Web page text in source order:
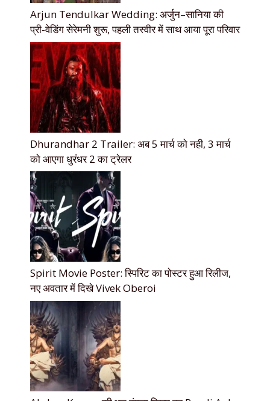
Arjun Tendulkar Wedding: अर्जुन–सानिया की
प्री-वेडिंग सेरेमनी शुरू, पहली तस्वीर में साथ आया पूरा परिवार
Dhurandhar 2 Trailer: अब 5 मार्च को नही, 3 मार्च
को आएगा धुरंधर 2 का ट्रेलर
Spirit Movie Poster: स्पिरिट का पोस्टर हुआ रिलीज,
नए अवतार में दिखे Vivek Oberoi